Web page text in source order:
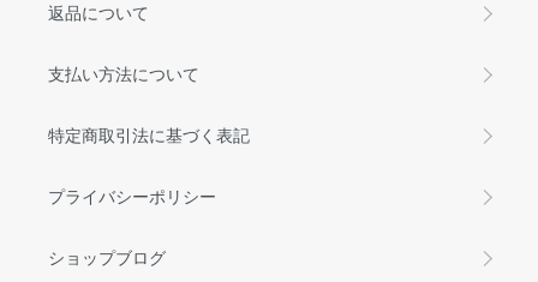
返品について
支払い方法について
特定商取引法に基づく表記
プライバシーポリシー
ショップブログ